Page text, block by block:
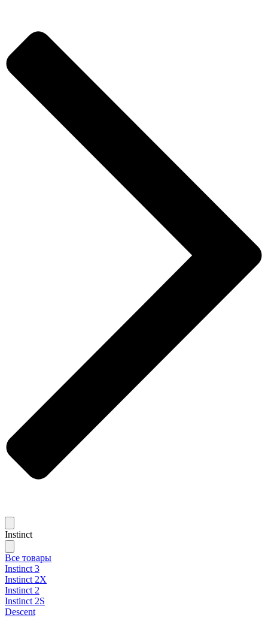
Instinct
Все товары
Instinct 3
Instinct 2X
Instinct 2
Instinct 2S
Descent